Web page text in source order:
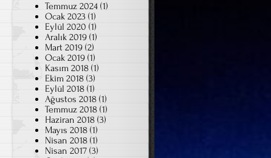
Temmuz 2024 (1)
Ocak 2023 (1)
Eylül 2020 (1)
Aralık 2019 (1)
Mart 2019 (2)
Ocak 2019 (1)
Kasım 2018 (1)
Ekim 2018 (3)
Eylül 2018 (1)
Ağustos 2018 (1)
Temmuz 2018 (1)
Haziran 2018 (3)
Mayıs 2018 (1)
Nisan 2018 (1)
Nisan 2017 (3)